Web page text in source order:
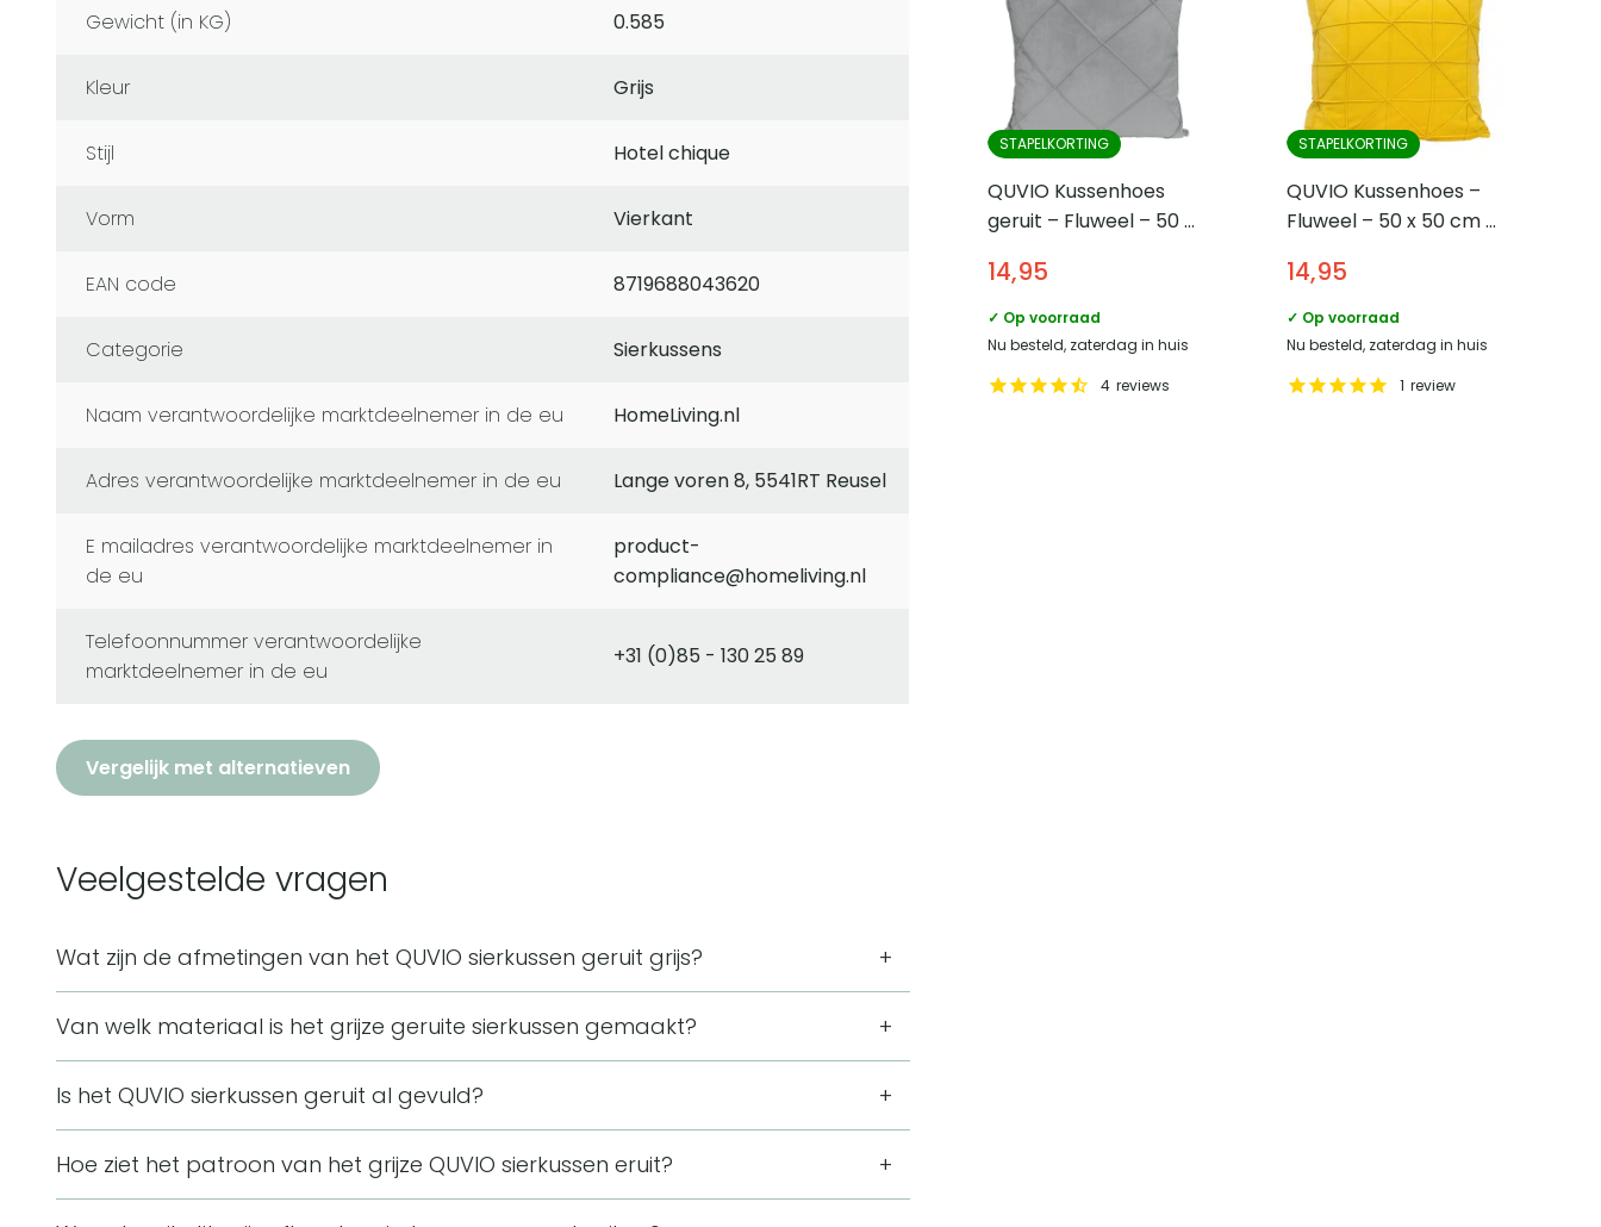
Gewicht (in KG) 0.585
Kleur Grijs
Stijl Hotel chique
Vorm Vierkant
EAN code 8719688043620
Categorie Sierkussens
naam verantwoordelijke marktdeelnemer in de eu HomeLiving.nl
adres verantwoordelijke marktdeelnemer in de eu Lange voren 8, 5541RT Reusel
e mailadres verantwoordelijke marktdeelnemer in
de eu
product-
compliance@homeliving.nl
telefoonnummer verantwoordelijke
marktdeelnemer in de eu
+31 (0)85 - 130 25 89
Vergelijk met alternatieven
Veelgestelde vragen
Wat zijn de afmetingen van het QUVIO sierkussen geruit grijs?
vorm is het geschikt als decoratief kussen op een bank of bed.
Van welk materiaal is het grijze geruite sierkussen gemaakt?
voelt zacht aan en geeft het grijze kussen een elegante uitstraling.
Is het QUVIO sierkussen geruit al gevuld?
bank of op bed worden gebruikt zonder dat er nog een apart binnenkussen nodig is.
Hoe ziet het patroon van het grijze QUVIO sierkussen eruit?
STAPELKORTING
QUVIO Kussenhoes
geruit – Fluweel – 50 x
14,95
✓ Op voorraad
Nu besteld, zaterdag in huis
4 reviews
STAPELKORTING
QUVIO Kussenhoes –
Fluweel – 50 x 50 cm –
14,95
✓ Op voorraad
Nu besteld, zaterdag in huis
1 review